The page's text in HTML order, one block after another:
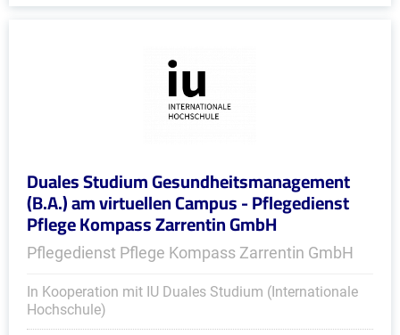
Duales Studium Gesundheitsmanagement
(B.A.) am virtuellen Campus - Pflegedienst
Pflege Kompass Zarrentin GmbH
Pflegedienst Pflege Kompass Zarrentin GmbH
In Kooperation mit IU Duales Studium (Internationale
Hochschule)